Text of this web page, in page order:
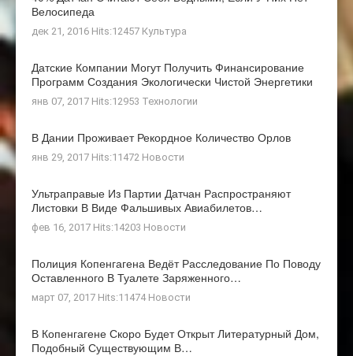
Велосипеда
дек 21, 2016 Hits:12457 Культура
Датские Компании Могут Получить Финансирование
Программ Создания Экологически Чистой Энергетики
янв 07, 2017 Hits:12953 Технологии
В Дании Проживает Рекордное Количество Орлов
янв 29, 2017 Hits:11472 Новости
Ультраправые Из Партии Датчан Распространяют
Листовки В Виде Фальшивых Авиабилетов…
фев 16, 2017 Hits:14203 Новости
Полиция Копенгагена Ведёт Расследование По Поводу
Оставленного В Туалете Заряженного…
март 07, 2017 Hits:11474 Новости
В Копенгагене Скоро Будет Открыт Литературный Дом,
Подобный Существующим В…